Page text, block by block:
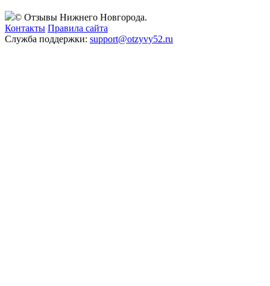
© Отзывы Нижнего Новгорода.
Контакты Правила сайта
Служба поддержки: support@otzyvy52.ru